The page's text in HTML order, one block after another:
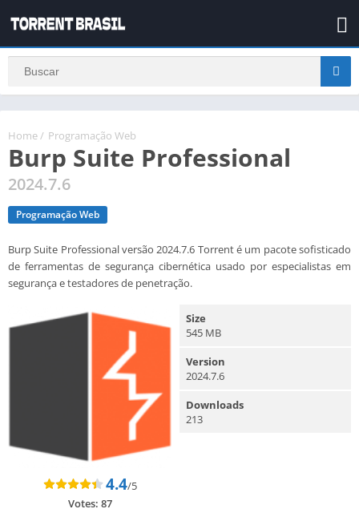
Home / Programação Web
Burp Suite Professional
2024.7.6
Programação Web
Burp Suite Professional versão 2024.7.6 Torrent é um pacote sofisticado
de ferramentas de segurança cibernética usado por especialistas em
segurança e testadores de penetração.
4.4/5
Votes: 87
Size
545 MB
Version
2024.7.6
Downloads
213